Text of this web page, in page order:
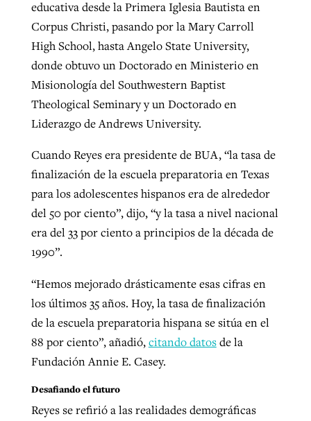
educativa desde la Primera Iglesia Bautista en
Corpus Christi, pasando por la Mary Carroll
High School, hasta Angelo State University,
donde obtuvo un Doctorado en Ministerio en
Misionología del Southwestern Baptist
Theological Seminary y un Doctorado en
Liderazgo de Andrews University.
Cuando Reyes era presidente de BUA, “la tasa de
finalización de la escuela preparatoria en Texas
para los adolescentes hispanos era de alrededor
del 50 por ciento”, dijo, “y la tasa a nivel nacional
era del 33 por ciento a principios de la década de
1990”.
“Hemos mejorado drásticamente esas cifras en
los últimos 35 años. Hoy, la tasa de finalización
de la escuela preparatoria hispana se sitúa en el
88 por ciento”, añadió,citando datosde la
Fundación Annie E. Casey.
Desafiando el futuro
Reyes se refirió a las realidades demográficas